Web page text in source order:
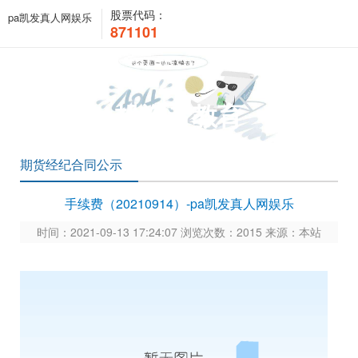
pa凯发真人网娱乐 股票代码：
871101
投资者教育
期货经纪合同公示
手续费（20210914）-pa凯发真人网娱乐
时间：2021-09-13 17:24:07 浏览次数：2015 来源：本站